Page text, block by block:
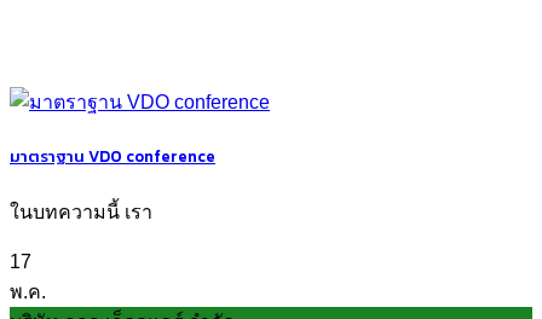
มาตราฐาน VDO conference
ในบทความนี้ เรา
17
พ.ค.